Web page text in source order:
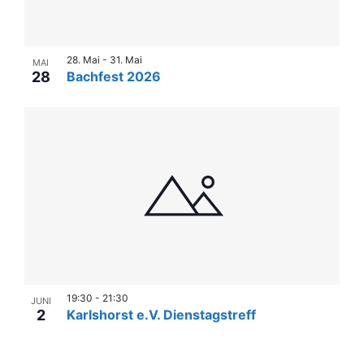
MAI
28 Bachfest 2026
28. Mai - 31. Mai
JUNI
2 Karlshorst e.V. Dienstagstreff
19:30 - 21:30